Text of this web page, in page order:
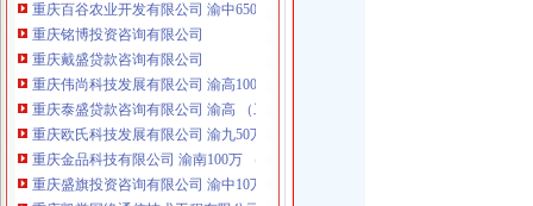
重庆铭博投资咨询有限公司
重庆戴盛贷款咨询有限公司
重庆伟尚科技发展有限公司 渝高100万 （工商注册）
重庆泰盛贷款咨询有限公司 渝高 （工商注册）
重庆欧氏科技发展有限公司 渝九50万 （进出口权）
重庆金品科技有限公司 渝南100万 （进出口权）
重庆盛旗投资咨询有限公司 渝中10万 （工商注册）
重庆凯誉网络通信技术工程有限公司渝中分公司 （工商注册）